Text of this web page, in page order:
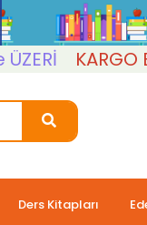
KARGO
Ders Kitapları